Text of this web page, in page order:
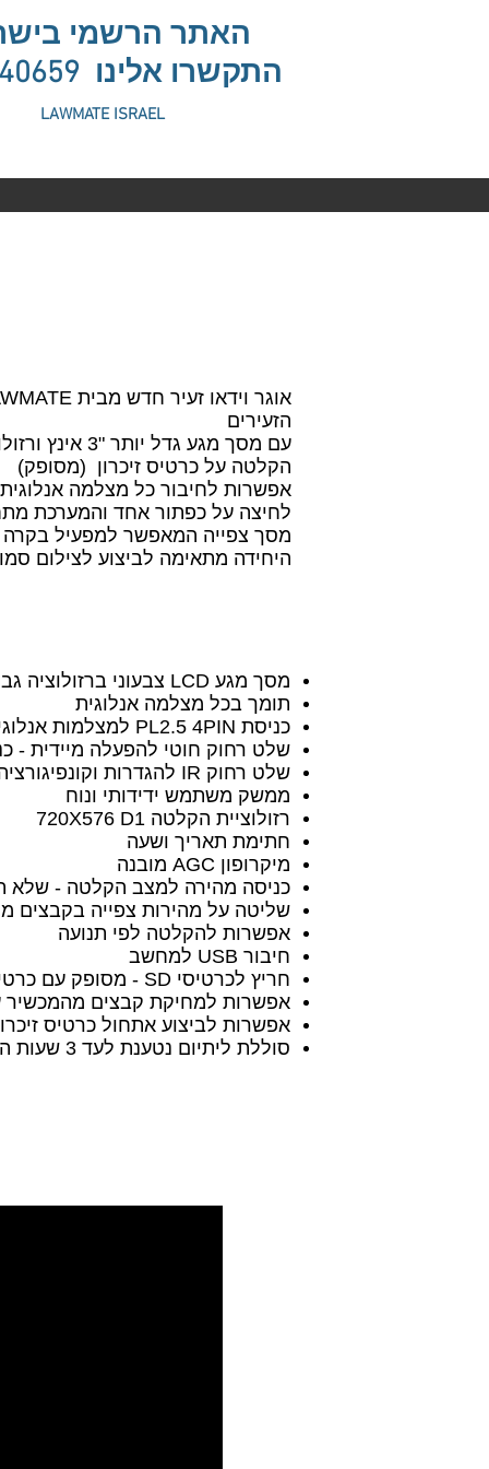
האתר הרשמי
התקשרו אלינו
LAWMATE ISRAEL
מסך מגע LCD צבעוני ברזולוציה גבוהה בגודל "3
תומך בכל מצלמה אנלוגית
כניסת PL2.5 4PIN למצלמות אנלוגיות נסתרות של LAWMATE
שלט רחוק חוטי להפעלה מיידית -
שלט רחוק IR להגדרות וקונפיגורציה באמצעות תפריטים ע"ג המסך
ממשק משתמש ידידותי ונוח
רזולוציית הקלטה 720X576 D1
חתימת תאריך ושעה
מיקרופון AGC מובנה
כניסה מהירה למצב הקלטה - שלא
שליטה על מהירות צפייה בקבצים
אפשרות להקלטה לפי תנועה
חיבור USB למחשב
חריץ לכרטיסי SD - מסופק עם כרטיס 4GB תומך עד 32GB
אפשרות למחיקת קבצים מהמכשיר
אפשרות לביצוע אתחול כרטיס
סוללת ליתיום נטענת לעד 3 שעות הקלטה
הזעירים
עם מסך מגע גדל יותר "3 אינץ ורזולוציית הקלטה D1
הקלטה על כרטיס זיכרון (מסופק)
אפשרות לחיבור כל מצלמה אנלוגית
לחיצה על כפתור אחד והמערכת
מסך צפייה המאפשר למפעיל בקרה
היחידה מתאימה לביצוע לצילום